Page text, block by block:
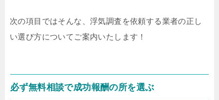
次の項目ではそんな、浮気調査を依頼する業者の正し
い選び方についてご案内いたします！
必ず無料相談で成功報酬の所を選ぶ